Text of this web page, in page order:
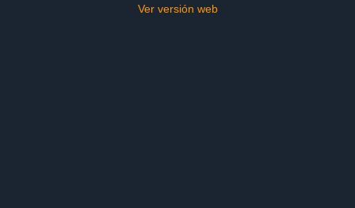
Ver versión web